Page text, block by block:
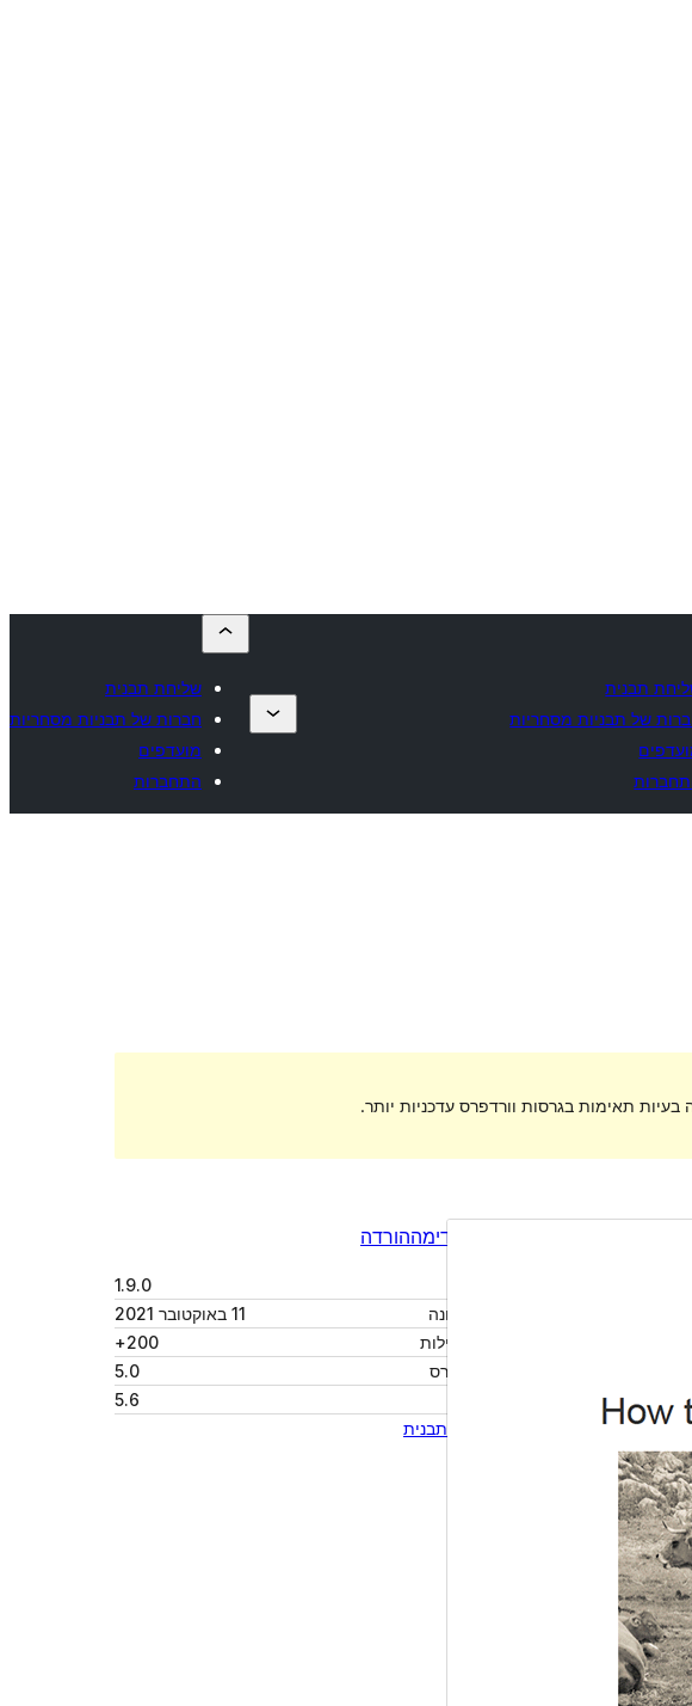
תבנית
של תבניות מסחריות
שליחת תבנית
חברות של תבניות מסחריות
מועדפים
התחברות
תאימות בגרסות וורדפרס עדכניות יותר.
תצוגה מקדימההורדה
1.9.0
עודכן לאחרונה
11 באוקטובר 2021
התקנות פעילות
200+
גרסת וורדפרס
5.0
5.6
האתר של התבנית